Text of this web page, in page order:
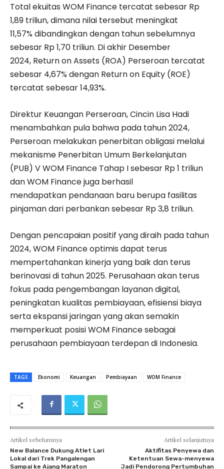
Total ekuitas WOM Finance tercatat sebesar Rp
1,89 triliun, dimana nilai tersebut meningkat
11,57% dibandingkan dengan tahun sebelumnya
sebesar Rp 1,70 triliun. Di akhir Desember
2024, Return on Assets (ROA) Perseroan tercatat
sebesar 4,67% dengan Return on Equity (ROE)
tercatat sebesar 14,93%.
Direktur Keuangan Perseroan, Cincin Lisa Hadi
menambahkan pula bahwa pada tahun 2024,
Perseroan melakukan penerbitan obligasi melalui
mekanisme Penerbitan Umum Berkelanjutan
(PUB) V WOM Finance Tahap I sebesar Rp 1 triliun
dan WOM Finance juga berhasil
mendapatkan pendanaan baru berupa fasilitas
pinjaman dari perbankan sebesar Rp 3,8 triliun.
Dengan pencapaian positif yang diraih pada tahun
2024, WOM Finance optimis dapat terus
mempertahankan kinerja yang baik dan terus
berinovasi di tahun 2025. Perusahaan akan terus
fokus pada pengembangan layanan digital,
peningkatan kualitas pembiayaan, efisiensi biaya
serta ekspansi jaringan yang akan semakin
memperkuat posisi WOM Finance sebagai
perusahaan pembiayaan terdepan di Indonesia.
TAGS Ekonomi Keuangan Pembiayaan WOM Finance
Artikel sebelumnya
New Balance Dukung Atlet Lari
Lokal dari Trek Pangalengan
Sampai ke Ajang Maraton
Artikel selanjutnya
Aktifitas Penyewa dan
Ketentuan Sewa-menyewa
Jadi Pendorong Pertumbuhan